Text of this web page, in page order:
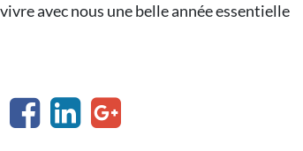
avec nous une belle année essentielle